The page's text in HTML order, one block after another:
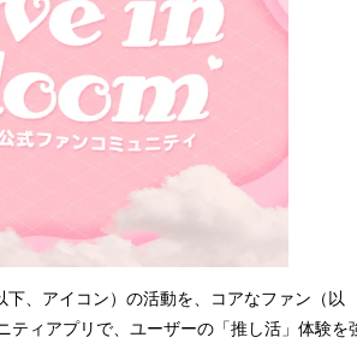
下、アイコン）の活動を、コアなファン（以
ティアプリで、ユーザーの「推し活」体験を